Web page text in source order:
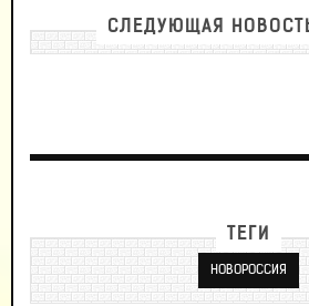
СЛЕДУЮЩАЯ
ТЕГИ
НОВОРОССИЯ